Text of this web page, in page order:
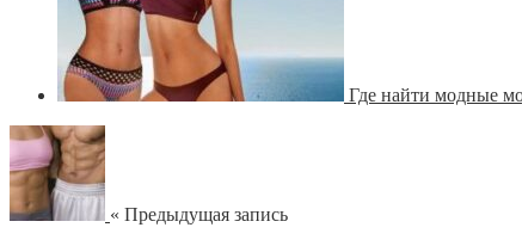
Где найти модные
« Предыдущая запись